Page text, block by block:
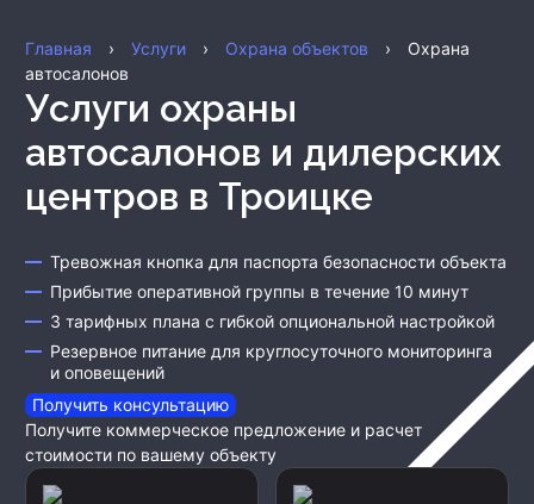
Главная › Услуги › Охрана объектов ›
Охрана
автосалонов
Услуги охраны
автосалонов и дилерских
центров в Троицке
Тревожная кнопка для паспорта безопасности объекта
Прибытие оперативной группы в течение 10 минут
3 тарифных плана с гибкой опциональной настройкой
Резервное питание для круглосуточного мониторинга
и оповещений
Получить консультацию
Получите коммерческое предложение и расчет
стоимости по вашему объекту